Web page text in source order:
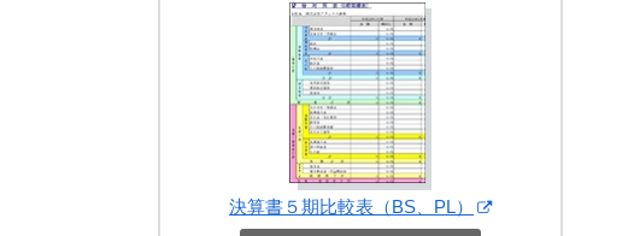
決算書５期比較表（BS、PL）